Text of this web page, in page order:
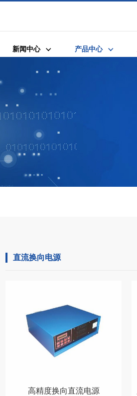
新闻中心 产品中心
直流换向电源
高精度换向直流电源